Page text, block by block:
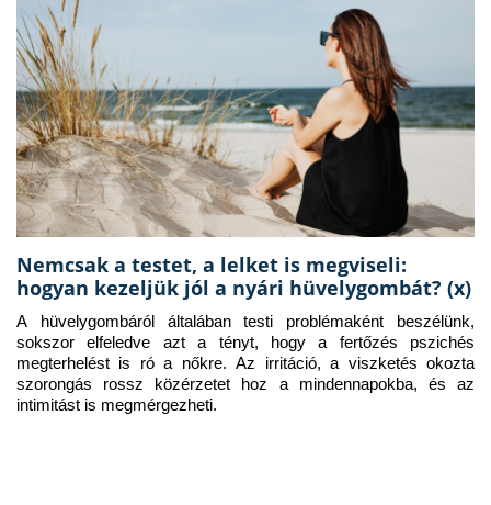
Nemcsak a testet, a lelket is megviseli:
hogyan kezeljük jól a nyári hüvelygombát? (x)
A hüvelygombáról általában testi problémaként beszélünk,
sokszor elfeledve azt a tényt, hogy a fertőzés pszichés
megterhelést is ró a nőkre. Az irritáció, a viszketés okozta
szorongás rossz közérzetet hoz a mindennapokba, és az
intimitást is megmérgezheti.